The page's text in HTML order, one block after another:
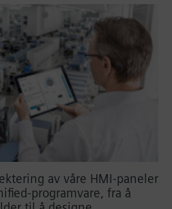
av våre HMI-paneler
programvare, fra å